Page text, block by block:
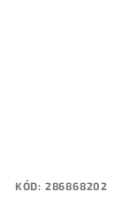
KÓD: 286868202